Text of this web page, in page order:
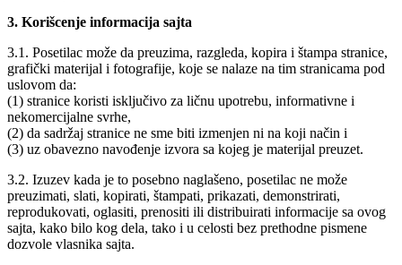
3. Korišcenje informacija sajta
3.1. Posetilac može da preuzima, razgleda, kopira i štampa stranice,
grafički materijal i fotografije, koje se nalaze na tim stranicama pod
uslovom da:
(1) stranice koristi isključivo za ličnu upotrebu, informativne i
nekomercijalne svrhe,
(2) da sadržaj stranice ne sme biti izmenjen ni na koji način i
(3) uz obavezno navođenje izvora sa kojeg je materijal preuzet.
3.2. Izuzev kada je to posebno naglašeno, posetilac ne može
preuzimati, slati, kopirati, štampati, prikazati, demonstrirati,
reprodukovati, oglasiti, prenositi ili distribuirati informacije sa ovog
sajta, kako bilo kog dela, tako i u celosti bez prethodne pismene
dozvole vlasnika sajta.